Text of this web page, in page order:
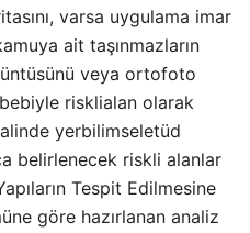
varsa uygulama imar
ait taşınmazların
veya ortofoto
risklialan olarak
yerbilimseletüd
belirlenecek riskli alanlar
Tespit Edilmesine
göre hazırlanan analiz